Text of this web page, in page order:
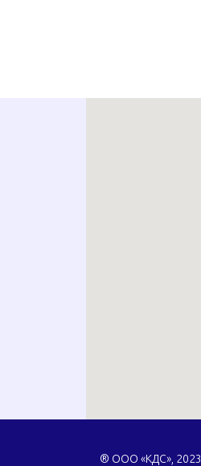
® ООО «КДС», 2023